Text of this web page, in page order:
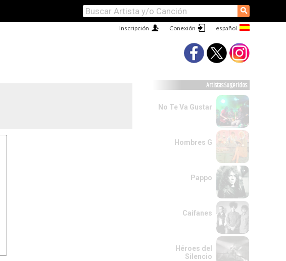
⚲
Conexión
Inscripción
Artistas Sugeridos
No Te Va Gustar
Hombres G
Pappo
Caifanes
Héroes del
Silencio